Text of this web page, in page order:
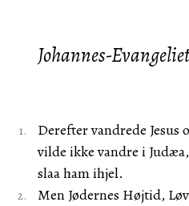
Johannes-
Derefter vandrede
vilde ikke vandre i
slaa ham ihjel.
Men Jødernes Højtid,